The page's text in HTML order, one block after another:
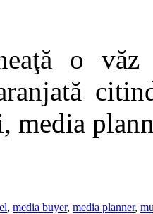
o
media
, media buyer, media planner,